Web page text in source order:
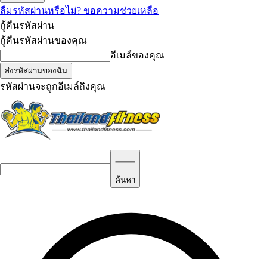
ลืมรหัสผ่านหรือไม่? ขอความช่วยเหลือ
กู้คืนรหัสผ่าน
กู้คืนรหัสผ่านของคุณ
อีเมล์ของคุณ
รหัสผ่านจะถูกอีเมล์ถึงคุณ
ค้นหา